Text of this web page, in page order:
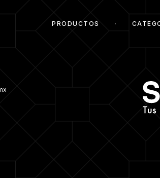
PRODUCTOS